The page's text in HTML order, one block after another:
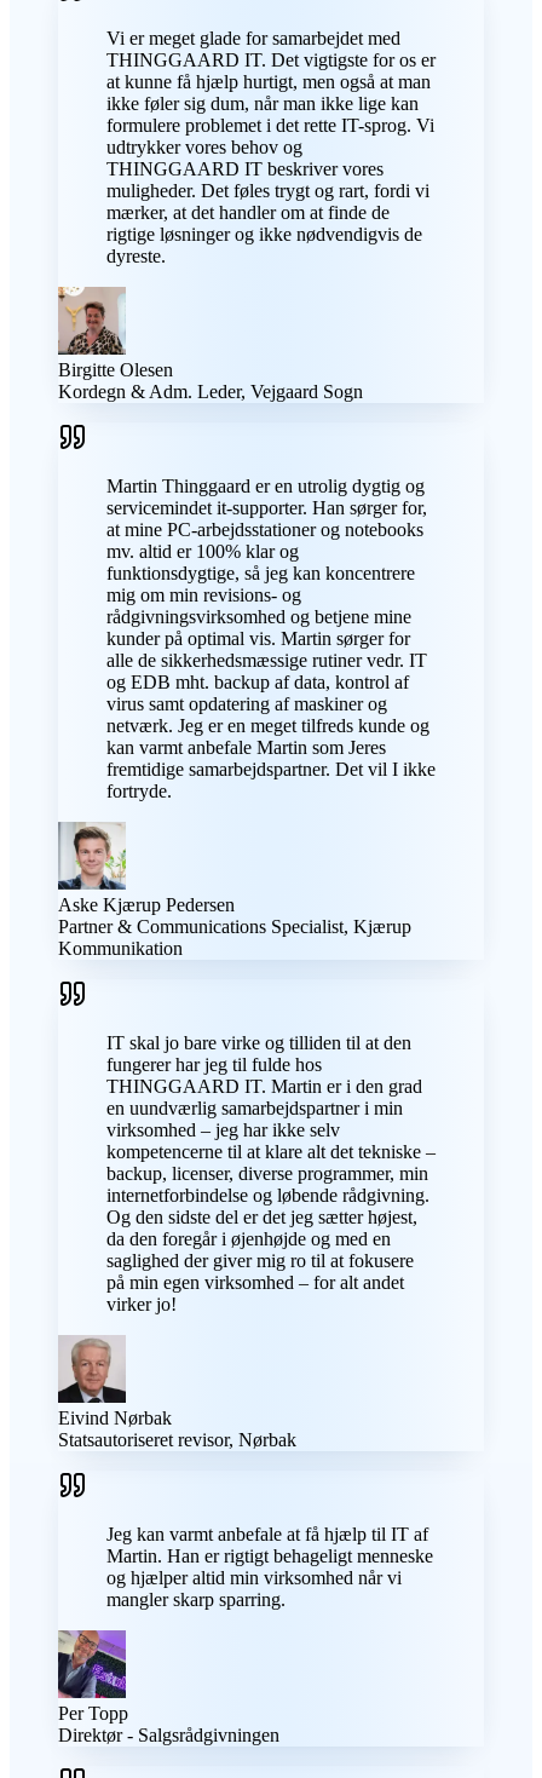
Vi er meget glade for samarbejdet med
THINGGAARD IT. Det vigtigste for os er
at kunne få hjælp hurtigt, men også at man
ikke føler sig dum, når man ikke lige kan
formulere problemet i det rette IT-sprog. Vi
udtrykker vores behov og
THINGGAARD IT beskriver vores
muligheder. Det føles trygt og rart, fordi vi
mærker, at det handler om at finde de
rigtige løsninger og ikke nødvendigvis de
dyreste.
Birgitte Olesen
Kordegn & Adm. Leder, Vejgaard Sogn
Martin Thinggaard er en utrolig dygtig og
servicemindet it-supporter. Han sørger for,
at mine PC-arbejdsstationer og notebooks
mv. altid er 100% klar og
funktionsdygtige, så jeg kan koncentrere
mig om min revisions- og
rådgivningsvirksomhed og betjene mine
kunder på optimal vis. Martin sørger for
alle de sikkerhedsmæssige rutiner vedr. IT
og EDB mht. backup af data, kontrol af
virus samt opdatering af maskiner og
netværk. Jeg er en meget tilfreds kunde og
kan varmt anbefale Martin som Jeres
fremtidige samarbejdspartner. Det vil I ikke
fortryde.
Aske Kjærup Pedersen
Partner & Communications Specialist, Kjærup
Kommunikation
IT skal jo bare virke og tilliden til at den
fungerer har jeg til fulde hos
THINGGAARD IT. Martin er i den grad
en uundværlig samarbejdspartner i min
virksomhed – jeg har ikke selv
kompetencerne til at klare alt det tekniske –
backup, licenser, diverse programmer, min
internetforbindelse og løbende rådgivning.
Og den sidste del er det jeg sætter højest,
da den foregår i øjenhøjde og med en
saglighed der giver mig ro til at fokusere
på min egen virksomhed – for alt andet
virker jo!
Eivind Nørbak
Statsautoriseret revisor, Nørbak
Jeg kan varmt anbefale at få hjælp til IT af
Martin. Han er rigtigt behageligt menneske
og hjælper altid min virksomhed når vi
mangler skarp sparring.
Per Topp
Direktør - Salgsrådgivningen